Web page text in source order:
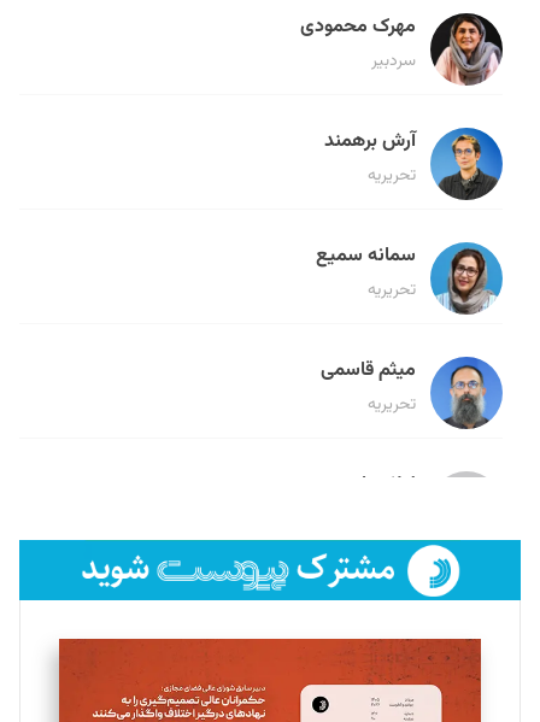
مهرک محمودی
سردبیر
آرش برهمند
تحریریه
سمانه سمیع
تحریریه
میثم قاسمی
تحریریه
لیلا حنارود
فائزه فتحی رستمی
تحریریه
سروش کرمیان